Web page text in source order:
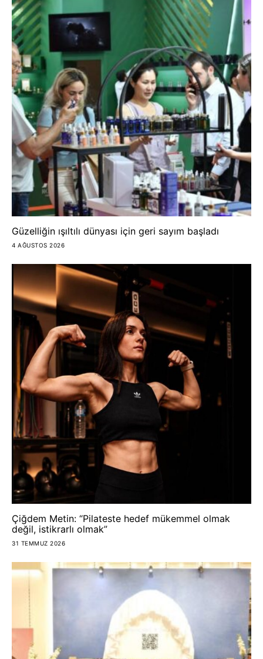
Güzelliğin ışıltılı dünyası için geri sayım başladı
4 AĞUSTOS 2026
Çiğdem Metin: “Pilateste hedef mükemmel olmak
değil, istikrarlı olmak”
31 TEMMUZ 2026